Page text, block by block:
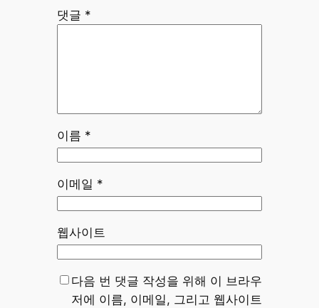
댓글 *
이름 *
이메일 *
웹사이트
다음 번 댓글 작성을 위해 이 브라우
저에 이름, 이메일, 그리고 웹사이트